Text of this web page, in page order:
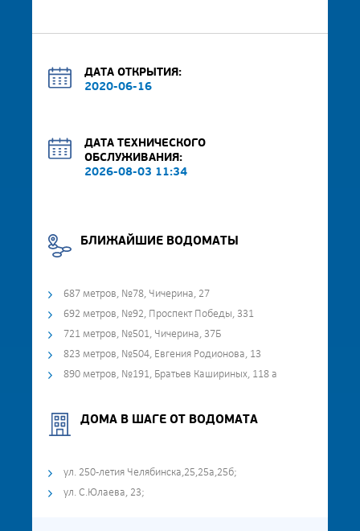
ДАТА ОТКРЫТИЯ:
2020-06-16
ДАТА ТЕХНИЧЕСКОГО
ОБСЛУЖИВАНИЯ:
2026-08-03 11:34
БЛИЖАЙШИЕ ВОДОМАТЫ
687 метров, №78, Чичерина, 27
692 метров, №92, Проспект Победы, 331
721 метров, №501, Чичерина, 37Б
823 метров, №504, Евгения Родионова, 13
890 метров, №191, Братьев Кашириных, 118 а
ДОМА В ШАГЕ ОТ ВОДОМАТА
ул. 250-летия Челябинска,25,25а,25б;
ул. С.Юлаева, 23;